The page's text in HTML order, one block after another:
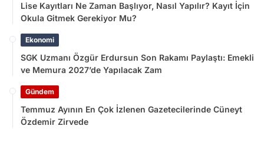
Lise Kayıtları Ne Zaman Başlıyor, Nasıl Yapılır? Kayıt İçin
Okula Gitmek Gerekiyor Mu?
Ekonomi
SGK Uzmanı Özgür Erdursun Son Rakamı Paylaştı: Emekli
ve Memura 2027’de Yapılacak Zam
Gündem
Temmuz Ayının En Çok İzlenen Gazetecilerinde Cüneyt
Özdemir Zirvede